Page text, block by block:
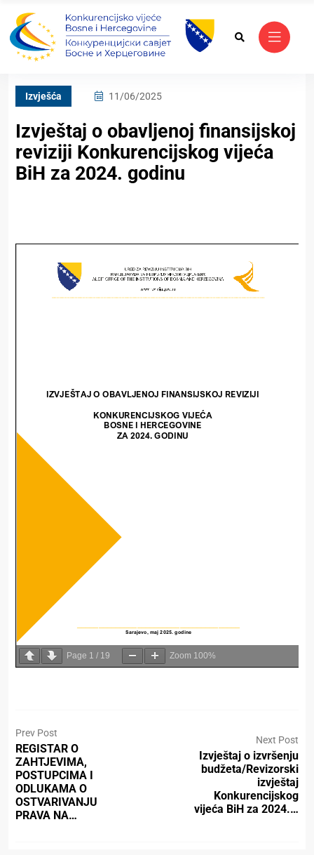
Izvješća 11/06/2025
Izvještaj o obavljenoj finansijskoj
reviziji Konkurencijskog vijeća
BiH za 2024. godinu
Page 1 / 19 Zoom 100%
Prev Post
REGISTAR O
ZAHTJEVIMA,
POSTUPCIMA I
ODLUKAMA O
OSTVARIVANJU
PRAVA NA…
Next Post
Izvještaj o izvršenju
budžeta/Revizorski
izvještaj
Konkurencijskog
vijeća BiH za 2024.…